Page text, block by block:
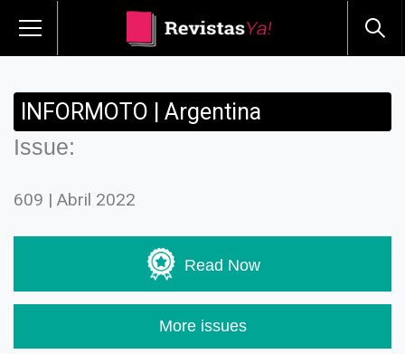
INFORMOTO | Argentina
Issue:
609 | Abril 2022
Read Now
More issues